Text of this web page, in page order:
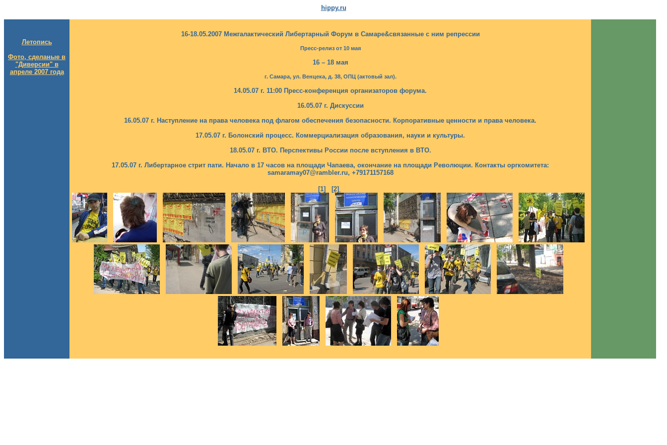
hippy.ru
Летопись
Фото, сделаные в
"Диверсии" в
апреле 2007 года
16-18.05.2007 Межгалактический Либертарный Форум в Самаре&связанные с ним репрессии
Пресс-релиз от 10 мая
16 – 18 мая
г. Самара, ул. Венцека, д. 38, ОПЦ (актовый зал).
14.05.07 г. 11:00 Пресс-конференция организаторов форума.
16.05.07 г. Дискуссии
16.05.07 г. Наступление на права человека под флагом обеспечения безопасности. Корпоративные ценности и права человека.
17.05.07 г. Болонский процесс. Коммерциализация образования, науки и культуры.
18.05.07 г. ВТО. Перспективы России после вступления в ВТО.
17.05.07 г. Либертарное стрит пати. Начало в 17 часов на площади Чапаева, окончание на площади Революции. Контакты оргкомитета:
samaramay07@rambler.ru, +79171157168
[1] [2]